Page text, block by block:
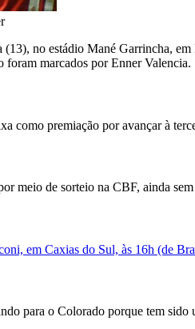
no estádio Mané Garrincha, em
foram marcados por Enner Valencia.
como premiação por avançar à
meio de sorteio na CBF, ainda
em Caxias do Sul, às 16h (de
para o Colorado porque tem